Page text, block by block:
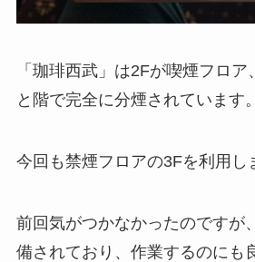
「珈琲西武」は2Fが喫煙フロ
と階で完全に分煙されています。
今回も禁煙フロアの3Fを利用し
前回気がつかなかったのですが
備されており、作業するのにも